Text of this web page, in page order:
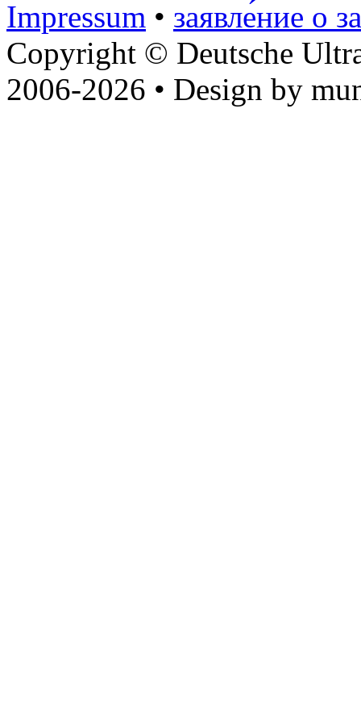
Impressum • заявле́ние о
Copyright © Deutsche
2006-2026 • Design by